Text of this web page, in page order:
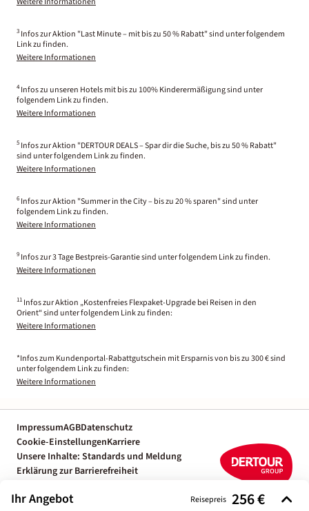
Ihr Angebot Reisepreis 256 €
3 Infos zur Aktion "Last Minute – mit bis zu 50 % Rabatt" sind unter folgendem
Link zu finden.
Weitere Informationen
4 Infos zu unseren Hotels mit bis zu 100% Kinderermäßigung sind unter
folgendem Link zu finden.
Weitere Informationen
5 Infos zur Aktion "DERTOUR DEALS – Spar dir die Suche, bis zu 50 % Rabatt"
sind unter folgendem Link zu finden.
Weitere Informationen
6 Infos zur Aktion "Summer in the City – bis zu 20 % sparen" sind unter
folgendem Link zu finden.
Weitere Informationen
9 Infos zur 3 Tage Bestpreis-Garantie sind unter folgendem Link zu finden.
Weitere Informationen
11 Infos zur Aktion „Kostenfreies Flexpaket-Upgrade bei Reisen in den
Orient“ sind unter folgendem Link zu finden:
Weitere Informationen
*Infos zum Kundenportal-Rabattgutschein mit Ersparnis von bis zu 300 € sind
unter folgendem Link zu finden:
Weitere Informationen
ImpressumAGBDatenschutz
Cookie-EinstellungenKarriere
Unsere Inhalte: Standards und Meldung
Erklärung zur Barrierefreiheit
Reiseexperten